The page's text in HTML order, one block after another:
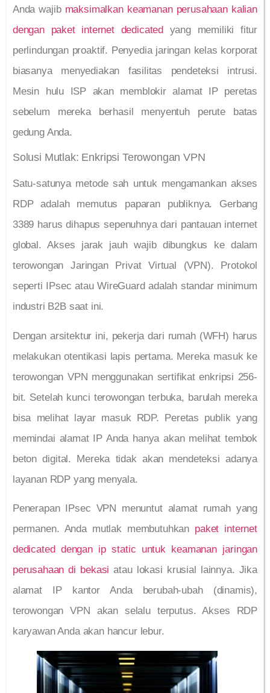
Anda wajib maksimalkan keamanan perusahaan kalian
dengan paket internet dedicated yang memiliki fitur
perlindungan proaktif. Penyedia jaringan kelas korporat
biasanya menyediakan fasilitas pendeteksi intrusi.
Mesin hulu ISP akan memblokir alamat IP peretas
sebelum mereka berhasil menyentuh perute batas
gedung Anda.
Solusi Mutlak: Enkripsi Terowongan VPN
Satu-satunya metode sah untuk mengamankan akses
RDP adalah memutus paparan publiknya. Gerbang
3389 harus dihapus sepenuhnya dari pantauan internet
global. Akses jarak jauh wajib dibungkus ke dalam
terowongan Jaringan Privat Virtual (VPN). Protokol
seperti IPsec atau WireGuard adalah standar minimum
industri B2B saat ini.
Dengan arsitektur ini, pekerja dari rumah (WFH) harus
melakukan otentikasi lapis pertama. Mereka masuk ke
terowongan VPN menggunakan sertifikat enkripsi 256-
bit. Setelah kunci terowongan terbuka, barulah mereka
bisa melihat layar masuk RDP. Peretas publik yang
memindai alamat IP Anda hanya akan melihat tembok
beton digital. Mereka tidak akan mendeteksi adanya
layanan RDP yang menyala.
Penerapan IPsec VPN menuntut alamat rumah yang
permanen. Anda mutlak membutuhkan paket internet
dedicated dengan ip static untuk keamanan jaringan
perusahaan di bekasi atau lokasi krusial lainnya. Jika
alamat IP kantor Anda berubah-ubah (dinamis),
terowongan VPN akan selalu terputus. Akses RDP
karyawan Anda akan hancur lebur.